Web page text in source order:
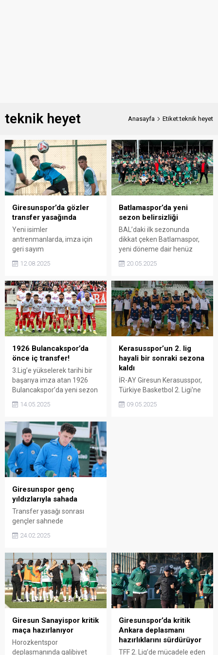
teknik heyet Anasayfa Etiket:teknik heyet
Giresunspor’da gözler
transfer yasağında
Yeni isimler
antrenmanlarda, imza için
geri sayım
12.08.2025
Batlamaspor’da yeni
sezon belirsizliği
BAL’daki ilk sezonunda
dikkat çeken Batlamaspor,
yeni döneme dair henüz
20.05.2025
1926 Bulancakspor’da
önce iç transfer!
3.Lig’e yükselerek tarihi bir
başarıya imza atan 1926
Bulancakspor’da yeni sezon
başlıyor.
14.05.2025
Kerasusspor’un 2. lig
hayali bir sonraki sezona
kaldı
İR-AY Giresun Kerasusspor,
Türkiye Basketbol 2. Ligi'ne
serüvenine bu sezonluk
09.05.2025
Giresunspor genç
yıldızlarıyla sahada
Transfer yasağı sonrası
gençler sahnede
24.02.2025
Giresun Sanayispor kritik
maça hazırlanıyor
Horozkentspor
deplasmanında galibiyet
Giresunspor’da kritik
Ankara deplasmanı
hazırlıklarını sürdürüyor
TFF 2. Lig’de mücadele eden